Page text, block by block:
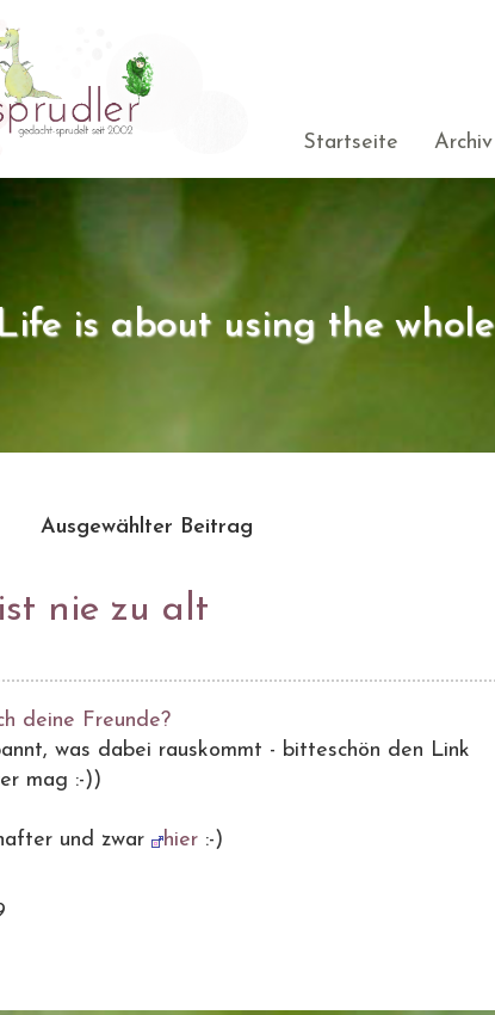
Startseite Archiv
is about using the
Ausgewählter Beitrag
nie zu alt
deine Freunde?
was dabei rauskommt - bitteschön den Link
mag :-))
und zwar hier :-)